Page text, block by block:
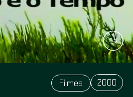
Filmes 2000